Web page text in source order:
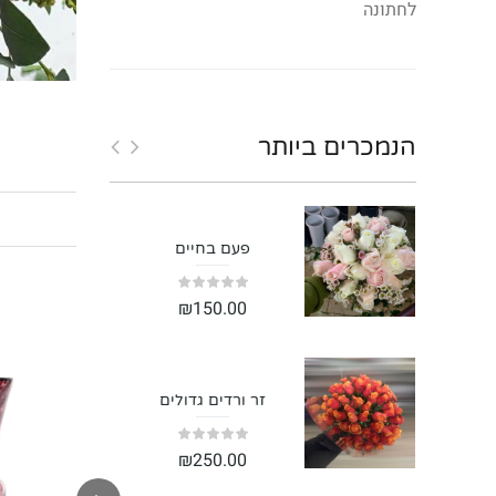
לחתונה
הנמכרים ביותר
פעם בחיים
₪150.00
זר ורדים גדולים
₪250.00